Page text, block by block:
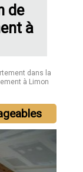
de
à
dans la
à Limon